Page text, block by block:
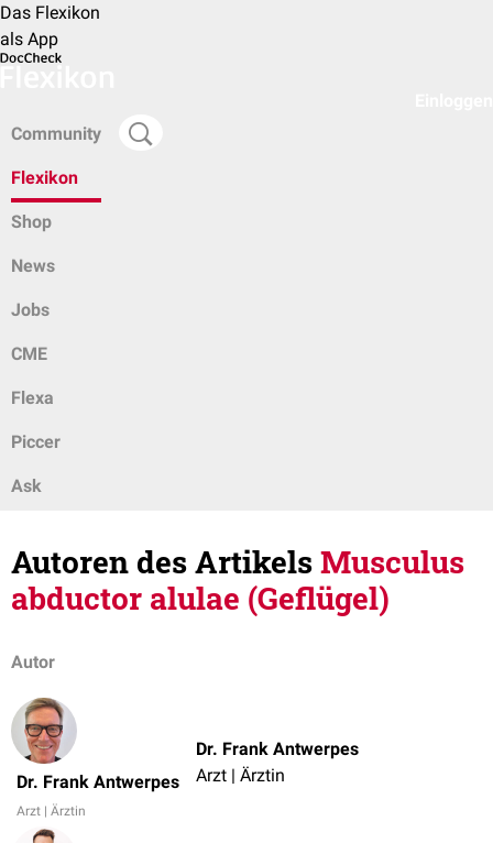
Das Flexikon
als App
Community
Flexikon
Shop
News
Jobs
CME
Flexa
Piccer
Ask
Autoren des ArtikelsMusculus
abductor alulae (Geflügel)
Autor
Dr. Frank Antwerpes
Arzt | Ärztin
Dr. Frank Antwerpes
Arzt | Ärztin